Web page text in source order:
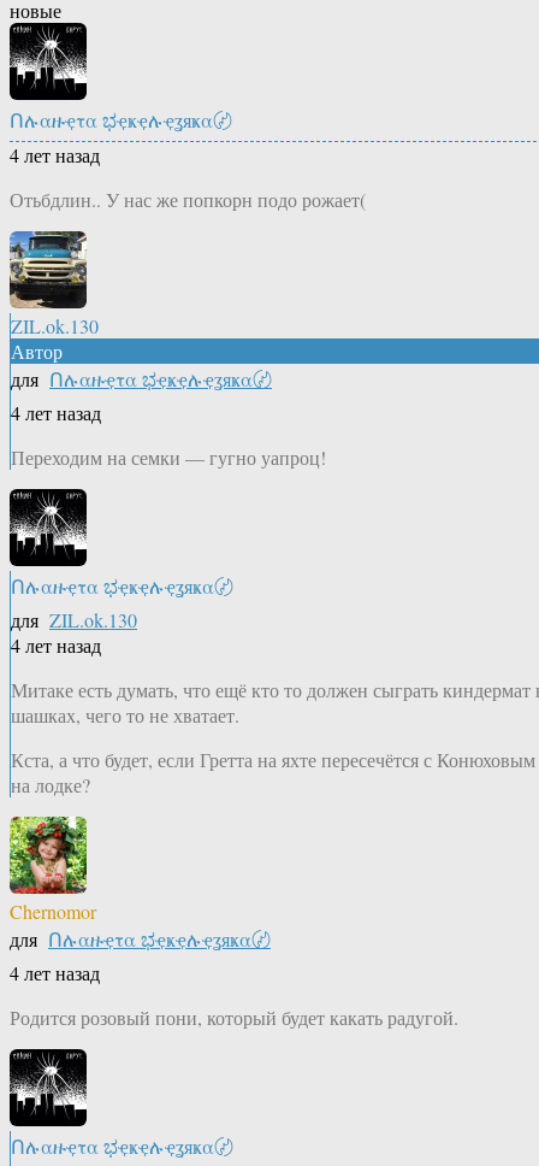
новые
Ոሉαዙҿτα ಭҿҝҿሉҿʓяҝα〄
4 лет назад
Отьбдлин.. У нас же попкорн подо рожает(
ZIL.ok.130
Автор
для Ոሉαዙҿτα ಭҿҝҿሉҿʓяҝα〄
4 лет назад
Переходим на семки — гугно уапроц!
Ոሉαዙҿτα ಭҿҝҿሉҿʓяҝα〄
для ZIL.ok.130
4 лет назад
Митаке есть думать, что ещё кто то должен сыграть киндермат
шашках, чего то не хватает.
Кста, а что будет, если Гретта на яхте пересечётся с Конюховым
на лодке?
Chernomor
для Ոሉαዙҿτα ಭҿҝҿሉҿʓяҝα〄
4 лет назад
Родится розовый пони, который будет какать радугой.
Ոሉαዙҿτα ಭҿҝҿሉҿʓяҝα〄